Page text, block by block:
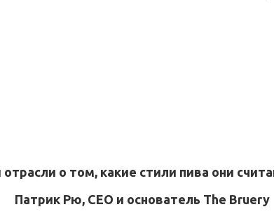
отрасли о том, какие стили пива они
Патрик Рю, CEO и основатель The Bruery